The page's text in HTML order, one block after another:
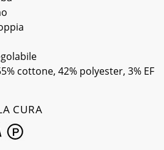
cottone, 42% polyester, 3% EF
CURA